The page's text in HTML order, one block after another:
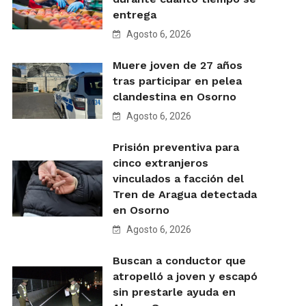
entrega
Agosto 6, 2026
Muere joven de 27 años
tras participar en pelea
clandestina en Osorno
Agosto 6, 2026
Prisión preventiva para
cinco extranjeros
vinculados a facción del
Tren de Aragua detectada
en Osorno
Agosto 6, 2026
Buscan a conductor que
atropelló a joven y escapó
sin prestarle ayuda en